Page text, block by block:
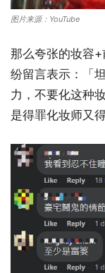
图片来源：YouTube
那么夸张的妆容
纷留言表示：「
力，不要化这种
是得罪化妆师又